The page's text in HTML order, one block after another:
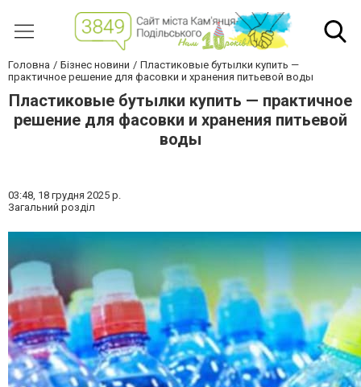
Головна Бізнес новини
Пластиковые бутылки купить —
практичное решение для фасовки и хранения питьевой воды
Пластиковые бутылки купить — практичное
решение для фасовки и хранения питьевой
воды
03:48, 18 грудня 2025 р.
Загальний розділ